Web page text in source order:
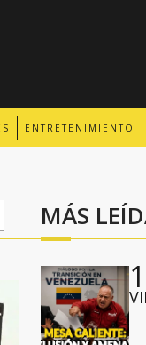
ENTRETENIMIENTO
MÁS
1